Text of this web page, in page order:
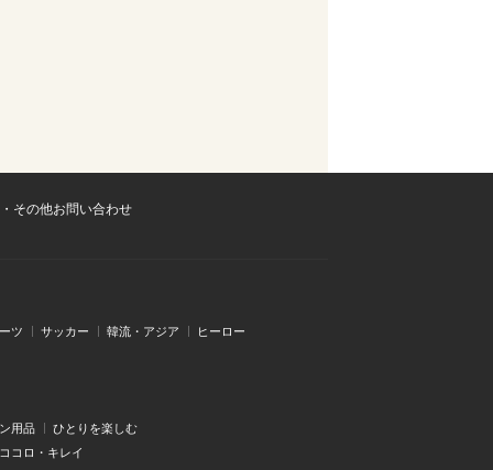
その他お問い合わせ
ツ サッカー 韓流・アジア ヒーロー
用品
ひとりを楽しむ
コロ・キレイ